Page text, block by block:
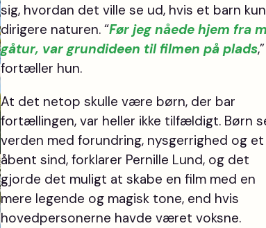
sig, hvordan det ville se ud, hvis et barn
dirigere naturen. “Før jeg nåede hjem fra
gåtur, var grundideen til filmen på plads,”
fortæller hun.
At det netop skulle være børn, der bar
fortællingen, var heller ikke tilfældigt. Børn
verden med forundring, nysgerrighed og et
åbent sind, forklarer Pernille Lund, og det
gjorde det muligt at skabe en film med en
mere legende og magisk tone, end hvis
hovedpersonerne havde været voksne.